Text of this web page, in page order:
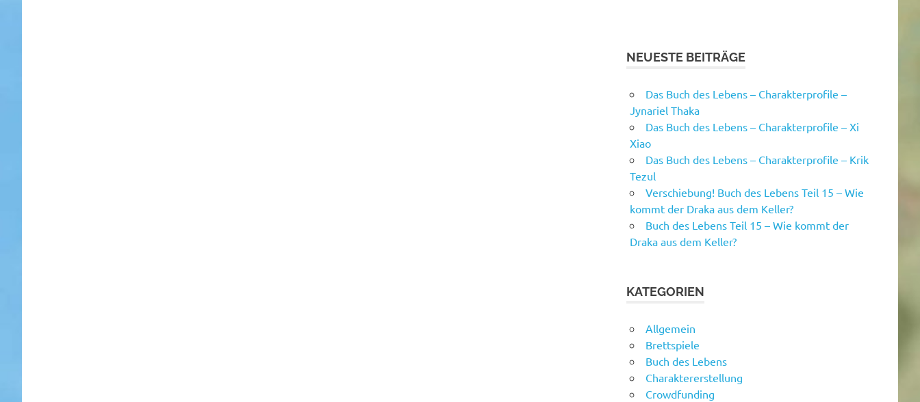
NEUESTE BEITRÄGE
Das Buch des Lebens – Charakterprofile –
Jynariel Thaka
Das Buch des Lebens – Charakterprofile – Xi
Xiao
Das Buch des Lebens – Charakterprofile – Krik
Tezul
Verschiebung! Buch des Lebens Teil 15 – Wie
kommt der Draka aus dem Keller?
Buch des Lebens Teil 15 – Wie kommt der
Draka aus dem Keller?
KATEGORIEN
Allgemein
Brettspiele
Buch des Lebens
Charaktererstellung
Crowdfunding